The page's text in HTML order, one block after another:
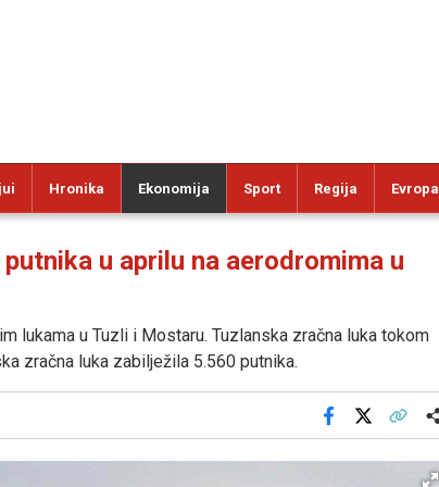
Hronika Ekonomija Sport Regija Evropa
u aprilu na aerodromima u
lukama u Tuzli i Mostaru. Tuzlanska zračna luka tokom
zračna luka zabilježila 5.560 putnika.
Facebook